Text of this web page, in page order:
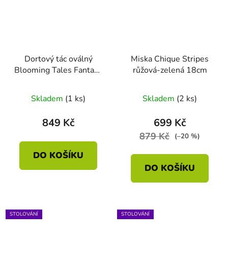
Dortový tác oválný
Blooming Tales Fantasy
Skladem (1 ks)
849 Kč
DO KOŠÍKU
Miska Chique Stripes
růžová-zelená 18cm
Skladem (2 ks)
699 Kč
879 Kč (–20 %)
DO KOŠÍKU
STOLOVÁNÍ STOLOVÁNÍ